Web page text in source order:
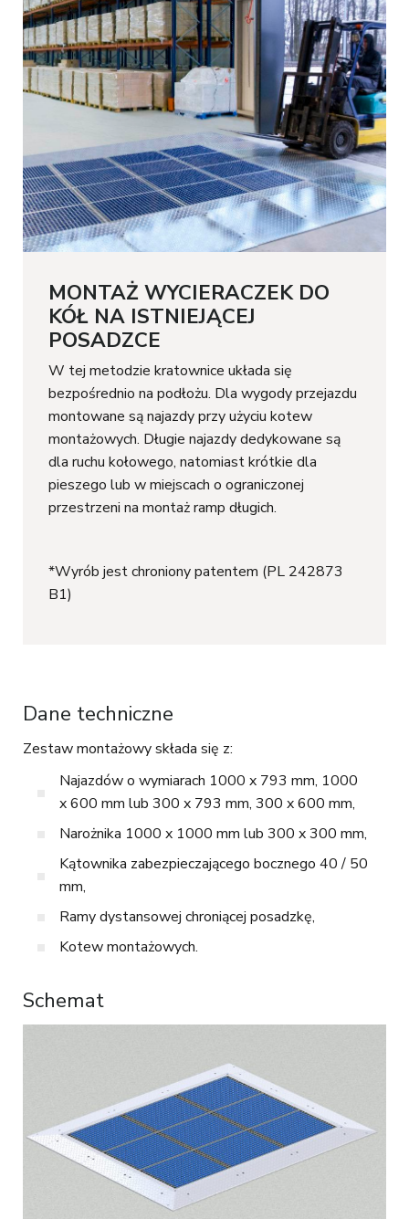
MONTAŻ WYCIERACZEK DO
KÓŁ NA ISTNIEJĄCEJ
POSADZCE
W tej metodzie kratownice układa się
bezpośrednio na podłożu. Dla wygody przejazdu
montowane są najazdy przy użyciu kotew
montażowych. Długie najazdy dedykowane są
dla ruchu kołowego, natomiast krótkie dla
pieszego lub w miejscach o ograniczonej
przestrzeni na montaż ramp długich.
*Wyrób jest chroniony patentem (PL 242873
B1)
Dane techniczne
Zestaw montażowy składa się z:
Najazdów o wymiarach 1000 x 793 mm, 1000
x 600 mm lub 300 x 793 mm, 300 x 600 mm,
Narożnika 1000 x 1000 mm lub 300 x 300 mm,
Kątownika zabezpieczającego bocznego 40 / 50
mm,
Ramy dystansowej chroniącej posadzkę,
Kotew montażowych.
Schemat